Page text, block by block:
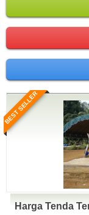
BEST SELLER
Harga Tenda